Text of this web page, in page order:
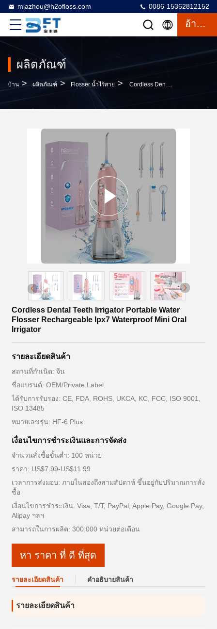
miazhou@h2ofloss.com 0086-15362812152
อ้างอิง
ผลิตภัณฑ์
บ้าน > ผลิตภัณฑ์ > Flosser น้ำไร้สาย > Cordless Dental Teeth Irrigator Portable Water Flosser Rechargeable Ipx7 Waterproof Mini Oral Irrigator
Cordless Dental Teeth Irrigator Portable Water
Flosser Rechargeable Ipx7 Waterproof Mini Oral
Irrigator
รายละเอียดสินค้า
สถานที่กำเนิด: จีน
ชื่อแบรนด์: OEM/Private Label
ได้รับการรับรอง: CE, FDA, ROHS, UKCA, KC, FCC, ISO 9001,
ISO 13485
หมายเลขรุ่น: HF-6 Plus
เงื่อนไขการชำระเงินและการจัดส่ง
จำนวนสั่งซื้อขั้นต่ำ: 100 หน่วย
ราคา: US$7.99-US$11.99
เวลาการส่งมอบ: ภายในสองถึงสามสัปดาห์ ขึ้นอยู่กับปริมาณการสั่ง
ซื้อ
เงื่อนไขการชำระเงิน: Visa, T/T, PayPal, Apple Pay, Google Pay,
Alipay ฯลฯ
สามารถในการผลิต: 300,000 หน่วยต่อเดือน
หา ราคา ที่ ดี ที่สุด
รายละเอียดสินค้า คําอธิบายสินค้า
รายละเอียดสินค้า